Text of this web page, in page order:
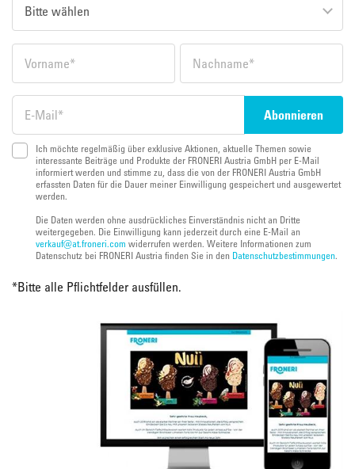
Ich möchte regelmäßig über exklusive Aktionen, aktuelle Themen sowie
interessante Beiträge und Produkte der FRONERI Austria GmbH per E-Mail
informiert werden und stimme zu, dass die von der FRONERI Austria GmbH
erfassten Daten für die Dauer meiner Einwilligung gespeichert und ausgewertet
werden.
Die Daten werden ohne ausdrückliches Einverständnis nicht an Dritte
weitergegeben. Die Einwilligung kann jederzeit durch eine E-Mail an
verkauf@at.froneri.com widerrufen werden. Weitere Informationen zum
Datenschutz bei FRONERI Austria finden Sie in den Datenschutzbestimmungen.
*Bitte alle Pflichtfelder ausfüllen.